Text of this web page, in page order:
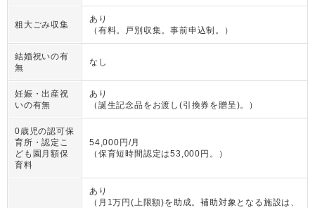
粗大ごみ収集
あり
（ 有料。戸別収集。事前申込制。 ）
結婚祝いの有
無
なし
妊娠・出産祝
いの有無
あり
（ 誕生記念品をお渡し(引換券を贈呈)。 ）
0歳児の認可保
育所・認定こ
ども園月額保
育料
54,000円/月
（ 保育短時間認定は53,000円。 ）
あり
（ 月1万円(上限額)を助成。補助対象となる施設は、